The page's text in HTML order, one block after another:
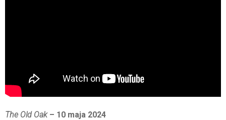
The Old Oak – 10 maja 2024